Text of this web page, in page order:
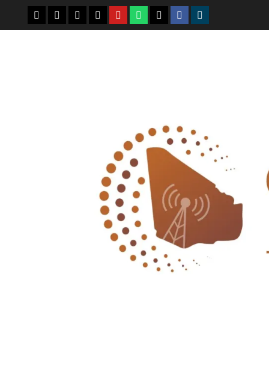
telegram
facebook
x
whatsap
youtube